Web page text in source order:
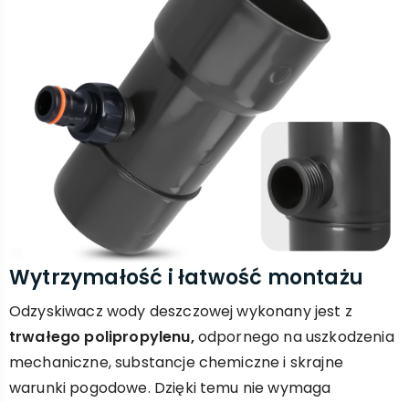
Wytrzymałość i łatwość montażu
Odzyskiwacz wody deszczowej wykonany jest z
trwałego polipropylenu,odpornego na uszkodzenia
mechaniczne, substancje chemiczne i skrajne
warunki pogodowe. Dzięki temu nie wymaga